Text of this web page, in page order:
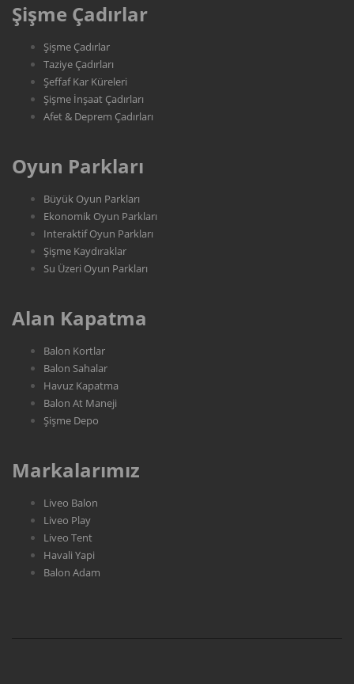
Şişme Çadırlar
Şişme Çadırlar
Taziye Çadırları
Şeffaf Kar Küreleri
Şişme İnşaat Çadırları
Afet & Deprem Çadırları
Oyun Parkları
Büyük Oyun Parkları
Ekonomik Oyun Parkları
Interaktif Oyun Parkları
Şişme Kaydıraklar
Su Üzeri Oyun Parkları
Alan Kapatma
Balon Kortlar
Balon Sahalar
Havuz Kapatma
Balon At Maneji
Şişme Depo
Markalarımız
Liveo Balon
Liveo Play
Liveo Tent
Havali Yapi
Balon Adam